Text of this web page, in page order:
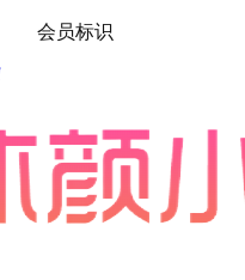
会员标识